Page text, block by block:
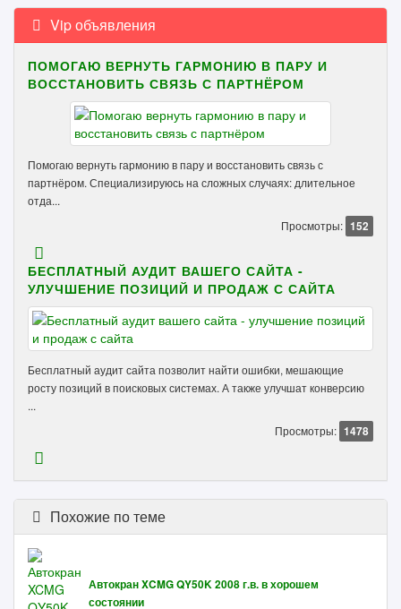
Vip объявления
ПОМОГАЮ ВЕРНУТЬ ГАРМОНИЮ В ПАРУ И
ВОССТАНОВИТЬ СВЯЗЬ С ПАРТНЁРОМ
Помогаю вернуть гармонию в пару и восстановить связь с
партнёром. Специализируюсь на сложных случаях: длительное
отда...
Просмотры: 152
БЕСПЛАТНЫЙ АУДИТ ВАШЕГО САЙТА -
УЛУЧШЕНИЕ ПОЗИЦИЙ И ПРОДАЖ С САЙТА
Бесплатный аудит сайта позволит найти ошибки, мешающие
росту позиций в поисковых системах. А также улучшат конверсию
...
Просмотры: 1478
Похожие по теме
Автокран XCMG QY50K 2008 г.в. в хорошем
состоянии